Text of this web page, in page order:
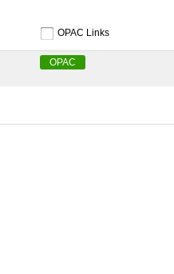
OPAC Links
OPAC